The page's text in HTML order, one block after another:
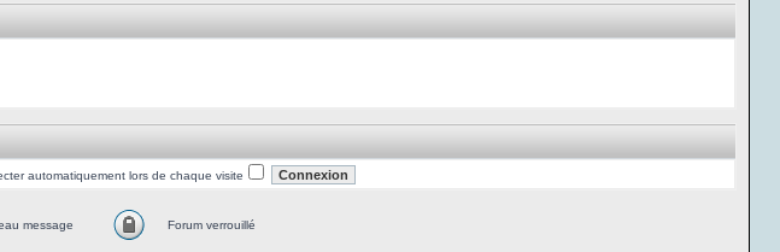
automatiquement lors de chaque visite
message Forum verrouillé